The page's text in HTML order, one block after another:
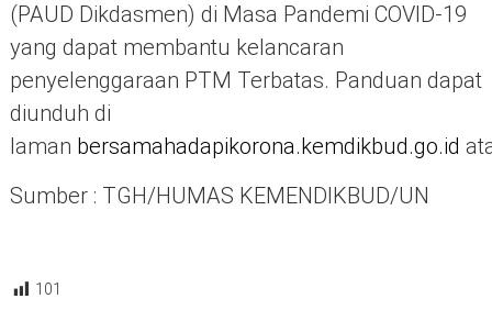
(PAUD Dikdasmen) di Masa Pandemi COVID-19
yang dapat membantu kelancaran
penyelenggaraan PTM Terbatas. Panduan dapat
diunduh di
laman bersamahadapikorona.kemdikbud.go.id
Sumber : TGH/HUMAS KEMENDIKBUD/UN
101